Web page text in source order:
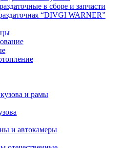
в сборе и запчасти
“DIVGI WARNER”
и рамы
и автокамеры